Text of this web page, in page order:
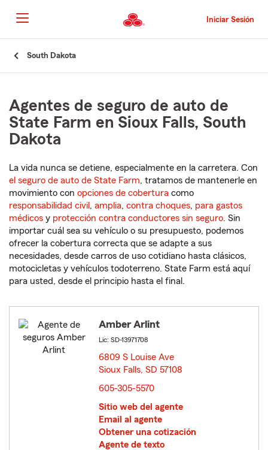
al
contenido
principal
Iniciar Sesión
South Dakota
Agentes de seguro de auto de
State Farm en Sioux Falls, South
Dakota
La vida nunca se detiene, especialmente en la carretera. Con
el seguro de auto de State Farm, tratamos de mantenerle en
movimiento con opciones de cobertura como
responsabilidad civil , amplia, contra choques, para gastos
médicos y protección contra conductores sin seguro. Sin
importar cuál sea su vehículo o su presupuesto, podemos
ofrecer la cobertura correcta que se adapte a sus
necesidades, desde carros de uso cotidiano hasta clásicos,
motocicletas y vehículos todoterreno. State Farm está aquí
para usted, desde el principio hasta el final.
Amber Arlint
Lic: SD-13971708
6809 S Louise Ave
Sioux Falls, SD 57108
605-305-5570
Sitio web del agente
Email al agente
Obtener una cotización
Agente de texto